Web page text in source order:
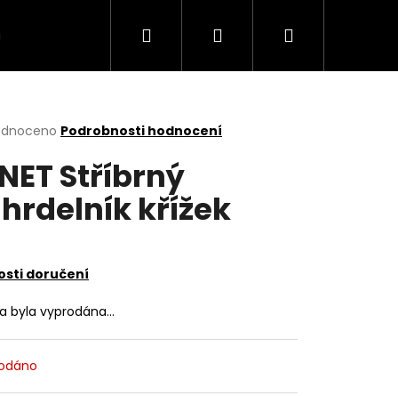
Hledat PřihlášeníNákupní
Podrobnosti hodnocení
Stříbrný
křížek
doručení
byla vyprodána…